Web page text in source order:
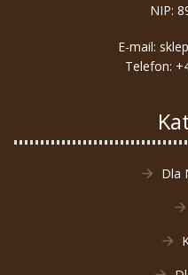
NIP:
E-mail:
Telefon:
Dla